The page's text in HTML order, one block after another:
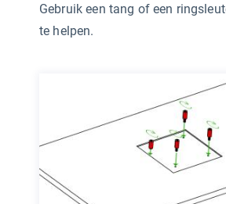
Gebruik een tang of een
te helpen.